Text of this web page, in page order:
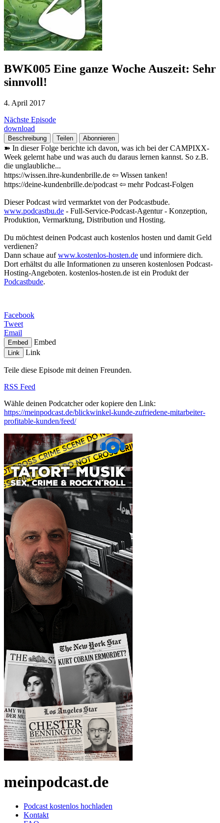
BWK005 Eine ganze Woche Auszeit: Sehr
sinnvoll!
4. April 2017
Nächste Episode
download
Beschreibung Teilen Abonnieren
➽ In dieser Folge berichte ich davon, was ich bei der CAMPIXX-
Week gelernt habe und was auch du daraus lernen kannst. So z.B.
die unglaubliche...
https://wissen.ihre-kundenbrille.de ⇦ Wissen tanken!
https://deine-kundenbrille.de/podcast ⇦ mehr Podcast-Folgen
Dieser Podcast wird vermarktet von der Podcastbude.
www.podcastbu.de - Full-Service-Podcast-Agentur - Konzeption,
Produktion, Vermarktung, Distribution und Hosting.
Du möchtest deinen Podcast auch kostenlos hosten und damit Geld
verdienen?
Dann schaue aufwww.kostenlos-hosten.de und informiere dich.
Dort erhältst du alle Informationen zu unseren kostenlosen Podcast-
Hosting-Angeboten. kostenlos-hosten.de ist ein Produkt der
Podcastbude.
Facebook
Tweet
Email
Embed Embed
Link Link
Teile diese Episode mit deinen Freunden.
RSS Feed
Wähle deinen Podcatcher oder kopiere den Link:
https://meinpodcast.de/blickwinkel-kunde-zufriedene-mitarbeiter-
profitable-kunden/feed/
meinpodcast.de
Podcast kostenlos hochladen
Kontakt